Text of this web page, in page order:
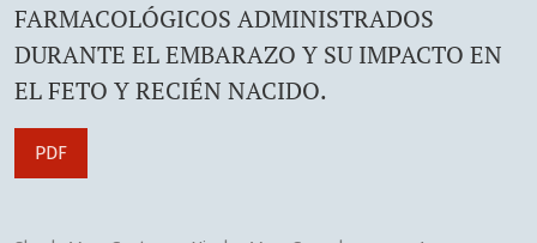
FARMACOLÓGICOS ADMINISTRADOS
DURANTE EL EMBARAZO Y SU IMPACTO EN
EL FETO Y RECIÉN NACIDO.
PDF